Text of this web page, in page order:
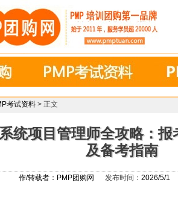
考试资料 > 正文
统项目管理师全攻略：
及备考指南
作/转载者： PMP团购网 发布时间： 2026/5/1